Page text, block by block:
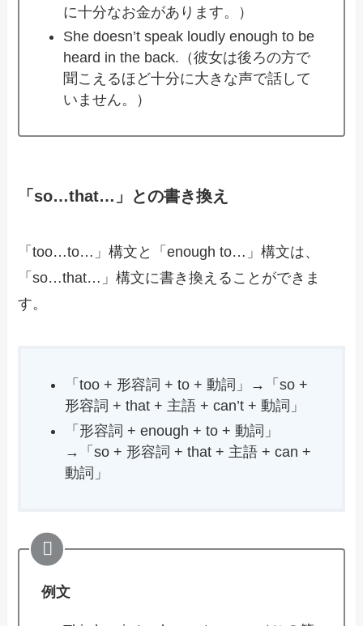
に十分なお金があります。）
She doesn’t speak loudly enough to be
heard in the back.（彼女は後ろの方で
聞こえるほど十分に大きな声で話して
いません。）
「so…that…」との書き換え
「too…to…」構文と「enough to…」構文は、
「so…that…」構文に書き換えることができま
す。
「too + 形容詞 + to + 動詞」→「so +
形容詞 + that + 主語 + can’t + 動詞」
「形容詞 + enough + to + 動詞」
→「so + 形容詞 + that + 主語 + can +
動詞」
例文